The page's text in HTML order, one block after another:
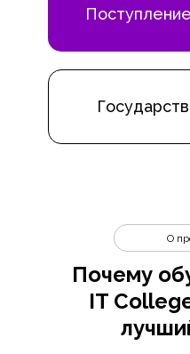
Почему
IT
О